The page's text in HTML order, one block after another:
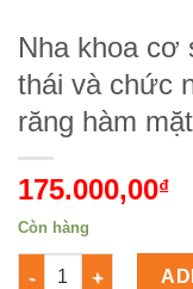
Nha khoa cơ
thái và chức
răng hàm
175.000,00₫
Còn hàng
Nha khoa cơ sở tập